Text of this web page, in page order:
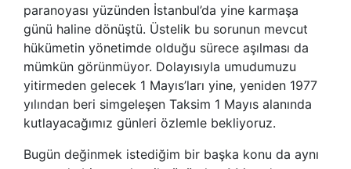
paranoyası yüzünden İstanbul’da yine karmaşa
günü haline dönüştü. Üstelik bu sorunun mevcut
hükümetin yönetimde olduğu sürece aşılması da
mümkün görünmüyor. Dolayısıyla umudumuzu
yitirmeden gelecek 1 Mayıs’ları yine, yeniden 1977
yılından beri simgeleşen Taksim 1 Mayıs alanında
kutlayacağımız günleri özlemle bekliyoruz.
Bugün değinmek istediğim bir başka konu da aynı